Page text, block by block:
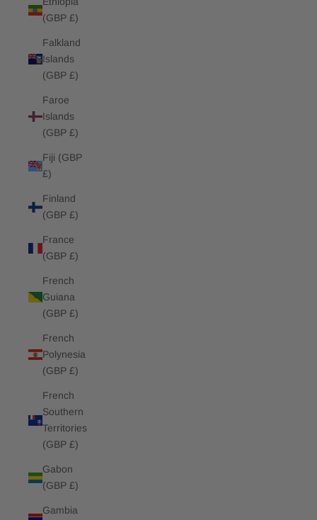
(GBP £)
Falkland
Islands
(GBP £)
Faroe
Islands
(GBP £)
Fiji (GBP
£)
Finland
(GBP £)
France
(GBP £)
French
Guiana
(GBP £)
French
Polynesia
(GBP £)
French
Southern
Territories
(GBP £)
Gabon
(GBP £)
Gambia